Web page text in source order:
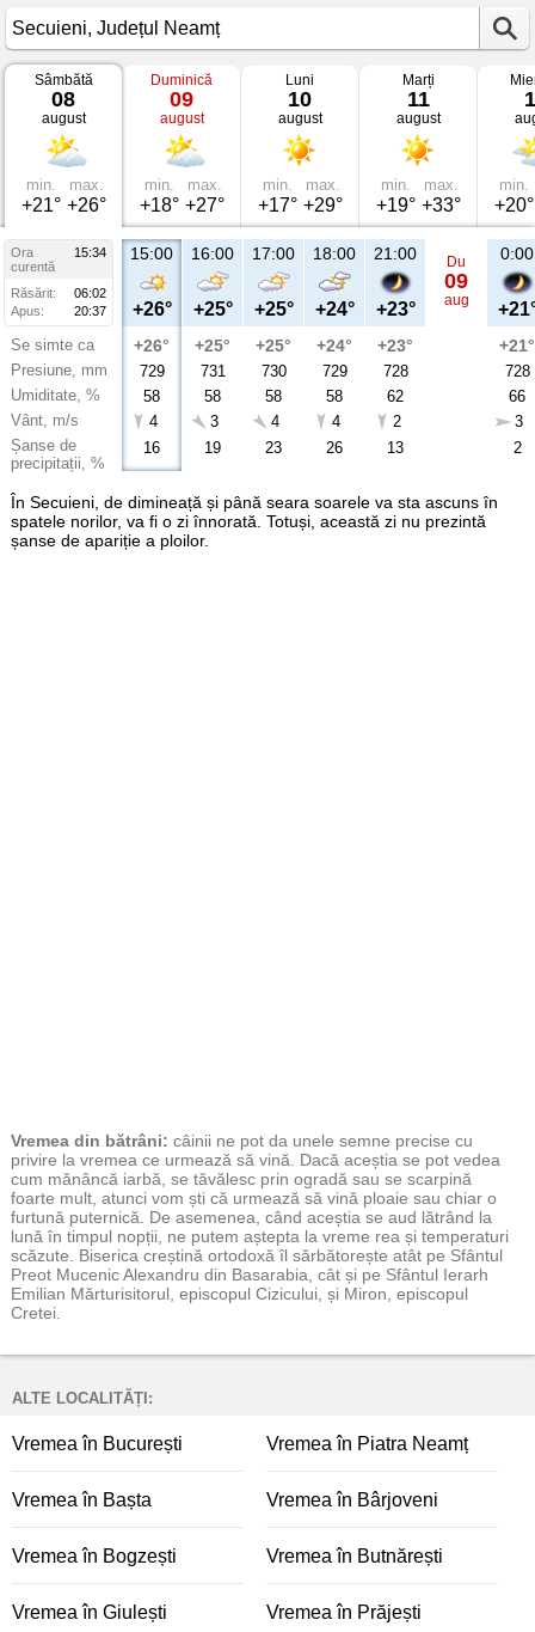
Vremea
Secuieni
Județul
Neamț
Sâmbătă
08
august
min.
+21°
max.
+26°
Duminică
09
august
min.
+18°
max.
+27°
Luni
10
august
min.
+17°
max.
+29°
Marți
11
august
min.
+19°
max.
+33°
min.
+20°
Ora
15:34
curentă
Răsărit:
06:02
Apus:
20:37
Se simte ca
Presiune, mm
Umiditate, %
Vânt, m/s
Șanse de
precipitații, %
15:00
+26°
+26°
729
58
4
16
16:00
+25°
+25°
731
58
3
19
17:00
+25°
+25°
730
58
4
23
18:00
+24°
+24°
729
58
4
26
21:00
+23°
+23°
728
62
2
13
Du
09
aug
0:00
+21°
728
66
3
2
În Secuieni, de dimineață și până seara soarele va sta ascuns în
spatele norilor, va fi o zi înnorată. Totuși, această zi nu prezintă
șanse de apariție a ploilor.
Vremea din bătrâni: câinii ne pot da unele semne precise cu
privire la vremea ce urmează să vină. Dacă aceștia se pot vedea
cum mănâncă iarbă, se tăvălesc prin ogradă sau se scarpină
foarte mult, atunci vom ști că urmează să vină ploaie sau chiar o
furtună puternică. De asemenea, când aceștia se aud lătrând la
lună în timpul nopții, ne putem aștepta la vreme rea și temperaturi
scăzute. Biserica creștină ortodoxă îl sărbătorește atât pe Sfântul
Preot Mucenic Alexandru din Basarabia, cât și pe Sfântul Ierarh
Emilian Mărturisitorul, episcopul Cizicului, și Miron, episcopul
Cretei.
ALTE LOCALITĂȚI:
Vremea în București Vremea în Piatra Neamț
Vremea în Bașta Vremea în Bârjoveni
Vremea în Bogzești Vremea în Butnărești
Vremea în Giulești Vremea în Prăjești